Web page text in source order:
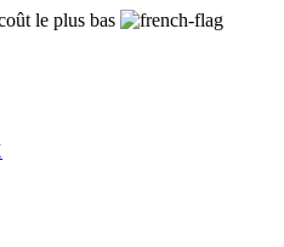
le plus bas